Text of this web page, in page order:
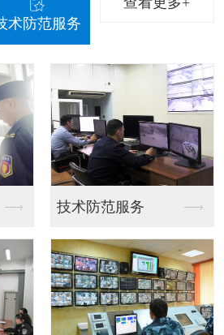
术防范服务
技术防范服务